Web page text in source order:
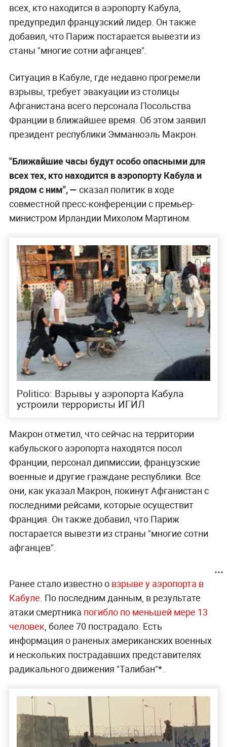
всех, кто находится в аэропорту Кабула,
предупредил французский лидер. Он также
добавил, что Париж постарается вывезти из
станы "многие сотни афганцев".
Ситуация в Кабуле, где недавно прогремели
взрывы, требует эвакуации из столицы
Афганистана всего персонала Посольства
Франции в ближайшее время. Об этом заявил
президент республики Эмманюэль Макрон.
"Ближайшие часы будут особо опасными для
всех тех, кто находится в аэропорту Кабула и
рядом с ним", — сказал политик в ходе
совместной пресс-конференции с премьер-
министром Ирландии Михолом Мартином.
Politico: Взрывы у аэропорта Кабула
устроили террористы ИГИЛ
Макрон отметил, что сейчас на территории
кабульского аэропорта находятся посол
Франции, персонал дипмиссии, французские
военные и другие граждане республики. Все
они, как указал Макрон, покинут Афганистан с
последними рейсами, которые осуществит
Франция. Он также добавил, что Париж
постарается вывезти из страны "многие сотни
афганцев".
Ранее стало известно о взрыве у аэропорта в
Кабуле. По последним данным, в результате
атаки смертника погибло по меньшей мере 13
человек, более 70 пострадало. Есть
информация о раненых американских военных
и нескольких пострадавших представителях
радикального движения "Талибан"*.